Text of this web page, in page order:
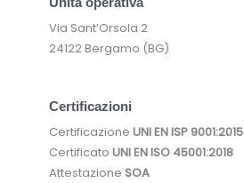
Via Sant’Orsola 2
24122 Bergamo (BG)
Certificazioni
Certificazione UNI EN ISP 9001:2015
Certificato UNI EN ISO 45001:2018
Attestazione SOA